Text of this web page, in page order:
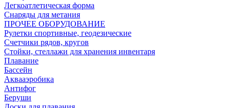
Легкоатлетическая форма
Снаряды для метания
ПРОЧЕЕ ОБОРУДОВАНИЕ
Рулетки спортивные, геодезические
Счетчики рядов, кругов
Стойки, стеллажи для хранения инвентаря
Плавание
Бассейн
Аквааэробика
Антифог
Беруши